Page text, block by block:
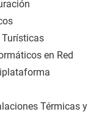
en Red
Térmicas y